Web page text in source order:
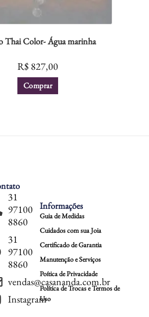
Thai Color- Água marinha
R$ 827,00
Comprar
31
97100
8860
31
97100
8860
vendas@casananda.com.br
Instagram
Informações
Guia de Medidas
Cuidados com sua Joia
Certificado de Garantia
Manutenção e Serviços
Poítica de Privacidade
Política de Trocas e Termos de
Uso